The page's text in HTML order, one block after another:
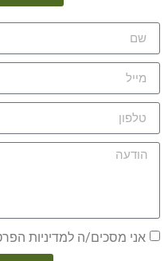
אני מסכים/ה למדיניות